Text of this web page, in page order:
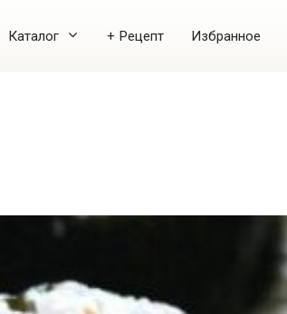
Каталог + Рецепт Избранное